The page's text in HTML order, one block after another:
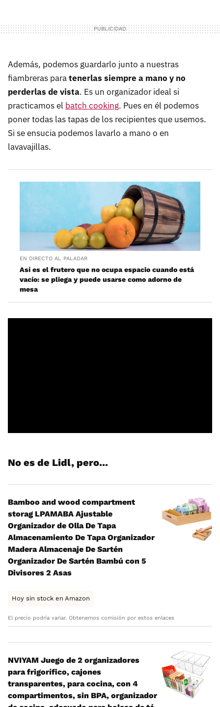
Además, podemos guardarlo junto a nuestras
fiambreras paratenerlas siempre a mano y no
perderlas de vista. Es un organizador ideal si
practicamos el batch cooking. Pues en él podemos
poner todas las tapas de los recipientes que usemos.
Si se ensucia podemos lavarlo a mano o en
lavavajillas.
EN DIRECTO AL PALADAR
Así es el frutero que no ocupa espacio cuando está
vacío: se pliega y puede usarse como adorno de
mesa
No es de Lidl, pero...
Bamboo and wood compartment
storag LPAMABA Ajustable
Organizador de Olla De Tapa
Almacenamiento De Tapa Organizador
Madera Almacenaje De Sartén
Organizador De Sartén Bambú con 5
Divisores 2 Asas
Hoy sin stock en Amazon
El precio podría variar. Obtenemos comisión por estos enlaces
NVIYAM Juego de 2 organizadores
para frigorífico, cajones
transparentes, para cocina, con 4
compartimentos, sin BPA, organizador